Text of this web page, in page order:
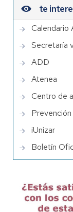
te
Calendario
Secretaría
ADD
Atenea
Centro de
iUnizar
Boletín